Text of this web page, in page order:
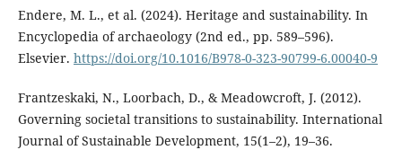
Endere, M. L., et al. (2024). Heritage and sustainability. In
Encyclopedia of archaeology (2nd ed., pp. 589–596).
Elsevier. https://doi.org/10.1016/B978-0-323-90799-6.00040-9
Frantzeskaki, N., Loorbach, D., & Meadowcroft, J. (2012).
Governing societal transitions to sustainability. International
Journal of Sustainable Development, 15(1–2), 19–36.